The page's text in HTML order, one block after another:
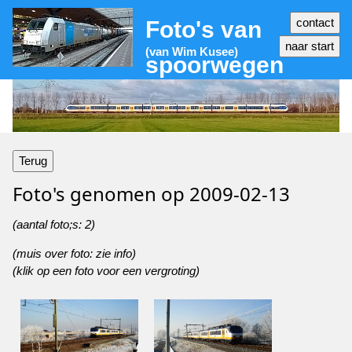
Foto's van
spoorwegen
(van Wim Kusee)
Terug
Foto's genomen op 2009-02-13
(aantal foto;s: 2)
(muis over foto: zie info)
(klik op een foto voor een vergroting)